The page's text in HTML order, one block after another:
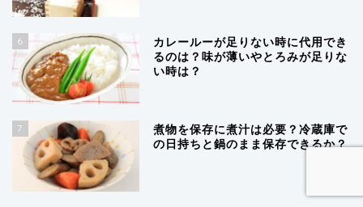
6
カレールーが足りない時に代用でき
るのは？味が薄いやとろみが足りな
い時は？
7
煮物を保存に煮汁は必要？冷蔵庫で
の日持ちと鍋のまま保存できるか？